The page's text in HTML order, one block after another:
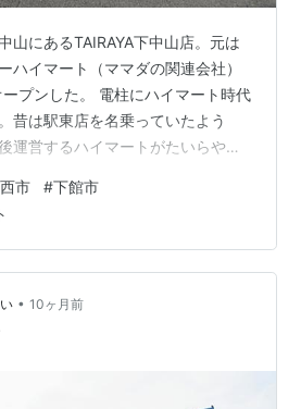
山にあるTAIRAYA下中山店。元は
ハイマート（ママダの関連会社）
プンした。 電柱にハイマート時代
昔は駅東店を名乗っていたよう
運営するハイマートがたいらやと
なっている。
下中山地区はこの店舗のほ
エムロード下館店（ママダ系の衣
マダ下館店（ママダ系のドラッグ
ひがし（ハイマートのビデオ店）
ダ…
市 #下館市
• 10ヶ月前